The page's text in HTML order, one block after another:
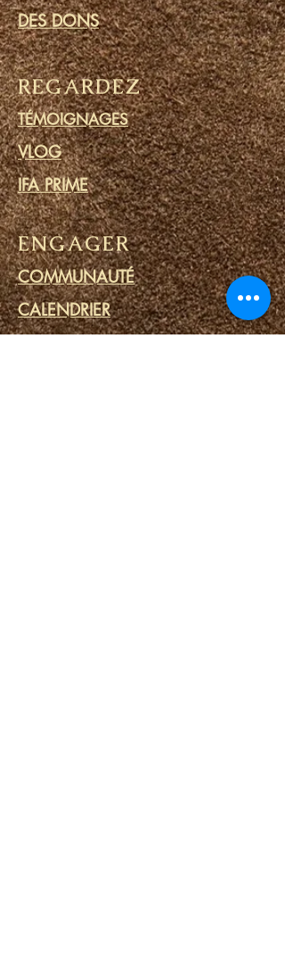
DES DONS
REGARDEZ
TÉMOIGNAGES
VLOG
IFA PRIME
ENGAGER
COMMUNAUTÉ
CALENDRIER